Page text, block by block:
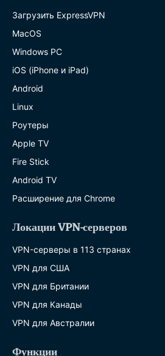
Загрузить ExpressVPN
MacOS
Windows PC
iOS (iPhone и iPad)
Android
Linux
Роутеры
Apple TV
Fire Stick
Android TV
Расширение для Chrome
Локации VPN-серверов
VPN-серверы в 113 странах
VPN для США
VPN для Британии
VPN для Канады
VPN для Австралии
Функции